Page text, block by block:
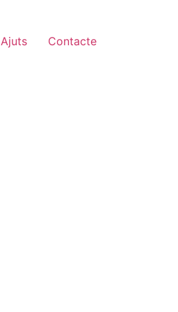
Ajuts Contacte